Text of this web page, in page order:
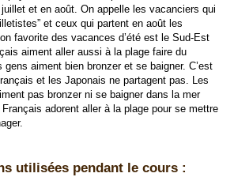
et en août. On appelle les vacanciers qui
et ceux qui partent en août les
favorite des vacances d’été est le Sud-Est
aiment aller aussi à la plage faire du
aiment bien bronzer et se baigner. C’est
et les Japonais ne partagent pas. Les
pas bronzer ni se baigner dans la mer
adorent aller à la plage pour se mettre
utilisées pendant le cours :